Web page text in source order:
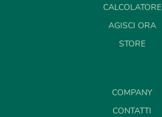
CALCOLATORE
AGISCI ORA
STORE
COMPANY
CONTATTI